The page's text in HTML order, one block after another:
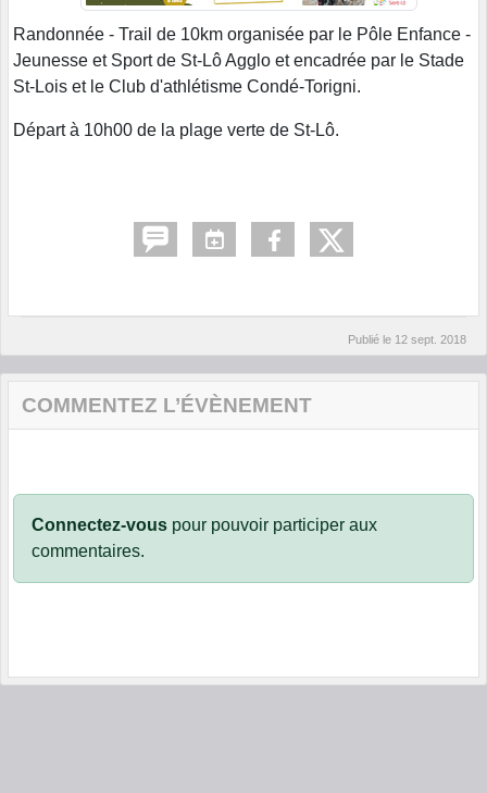
Randonnée - Trail de 10km organisée par le Pôle Enfance -
Jeunesse et Sport de St-Lô Agglo et encadrée par le Stade
St-Lois et le Club d'athlétisme Condé-Torigni.
Départ à 10h00 de la plage verte de St-Lô.
Publié le 12 sept. 2018
COMMENTEZ L’ÉVÈNEMENT
Connectez-vous pour pouvoir participer aux
commentaires.